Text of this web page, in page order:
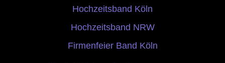
Hochzeitsband Köln
Hochzeitsband NRW
Firmenfeier Band Köln